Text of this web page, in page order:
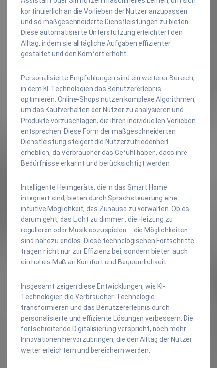
kontinuierlich an die Vorlieben der Nutzer anzupassen
und so maßgeschneiderte Dienstleistungen zu bieten.
Diese automatisierte Unterstützung erleichtert den
Alltag, indem sie alltägliche Aufgaben effizienter
gestaltet und den Komfort erhöht.
Personalisierte Empfehlungen sind ein weiterer Bereich,
in dem KI-Technologien das Benutzererlebnis
optimieren. Online-Shops nutzen komplexe Algorithmen,
um das Kaufverhalten der Nutzer zu analysieren und
Produkte vorzuschlagen, die ihren individuellen Vorlieben
entsprechen. Diese Form der maßgeschneiderten
Dienstleistung steigert die Nutzerzufriedenheit
erheblich, da Verbraucher das Gefühl haben, dass ihre
Bedürfnisse erkannt und berücksichtigt werden.
Intelligente Heimgeräte, die in das Smart Home
integriert sind, bieten durch Sprachsteuerung eine
intuitive Möglichkeit, das Zuhause zu verwalten. Ob es
darum geht, das Licht zu dimmen, die Heizung zu
regulieren oder Musik abzuspielen – die Möglichkeiten
sind nahezu endlos. Diese technologischen Fortschritte
tragen nicht nur zur Effizienz bei, sondern bieten auch
ein hohes Maß an Komfort und Bequemlichkeit.
Insgesamt zeigen diese Entwicklungen, wie KI-
Technologien die Verbraucher-Technologie
transformieren und das Benutzererlebnis durch
personalisierte und effiziente Lösungen verbessern. Die
fortschreitende Digitalisierung verspricht, noch mehr
Innovationen hervorzubringen, die den Alltag der Nutzer
weiter erleichtern und bereichern werden.